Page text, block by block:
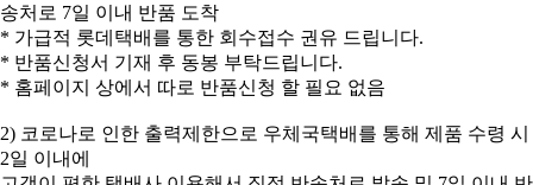
송처로 7일 이내 반품 도착
* 가급적 롯데택배를 통한 회수접수 권유 드립니다.
* 반품신청서 기재 후 동봉 부탁드립니다.
* 홈페이지 상에서 따로 반품신청 할 필요 없음
2) 코로나로 인한 출력제한으로 우체국택배를 통해 제품 수령 시
2일 이내에